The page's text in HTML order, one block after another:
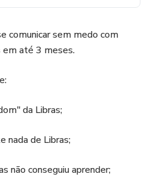
comunicar sem medo com
em até 3 meses.
da Libras;
nada de Libras;
não conseguiu aprender;